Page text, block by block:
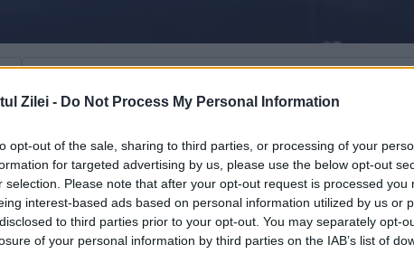
Zilei - Do Not Process My Personal Information
opt-out of the sale, sharing to third parties, or processing of your
for targeted advertising by us, please use the below opt-out
selection. Please note that after your opt-out request is processed you
interest-based ads based on personal information utilized by us or
to third parties prior to your opt-out. You may separately opt-
of your personal information by third parties on the IAB’s list of